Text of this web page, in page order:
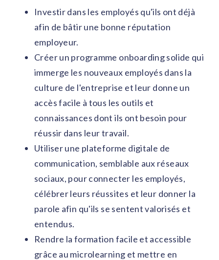
Investir dans les employés qu'ils ont déjà
afin de bâtir une bonne réputation
employeur.
Créer un programme onboarding solide qui
immerge les nouveaux employés dans la
culture de l'entreprise et leur donne un
accès facile à tous les outils et
connaissances dont ils ont besoin pour
réussir dans leur travail.
Utiliser une plateforme digitale de
communication, semblable aux réseaux
sociaux, pour connecter les employés,
célébrer leurs réussites et leur donner la
parole afin qu'ils se sentent valorisés et
entendus.
Rendre la formation facile et accessible
grâce au microlearning et mettre en